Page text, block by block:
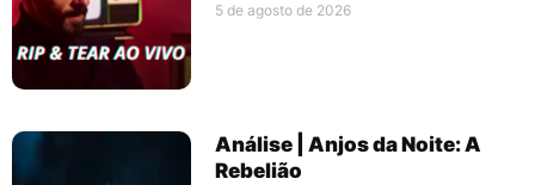
5 de agosto de 2026
Análise | Anjos da Noite: A
Rebelião